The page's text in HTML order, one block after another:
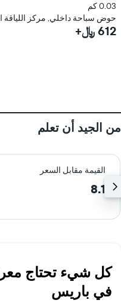
0.03 كم
حوض سباحة داخلي, مركز اللياقة
612 ﷼+
من الجيد أن تعلم
القيمة مقابل السعر
8.1
كل شيء تحتاج
في باريس